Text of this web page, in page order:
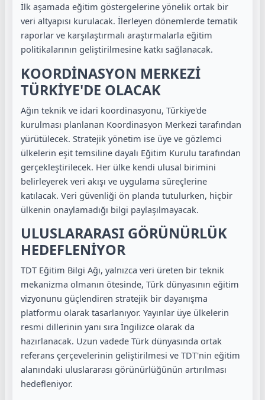
İlk aşamada eğitim göstergelerine yönelik ortak bir
veri altyapısı kurulacak. İlerleyen dönemlerde tematik
raporlar ve karşılaştırmalı araştırmalarla eğitim
politikalarının geliştirilmesine katkı sağlanacak.
KOORDİNASYON MERKEZİ
TÜRKİYE'DE OLACAK
Ağın teknik ve idari koordinasyonu, Türkiye'de
kurulması planlanan Koordinasyon Merkezi tarafından
yürütülecek. Stratejik yönetim ise üye ve gözlemci
ülkelerin eşit temsiline dayalı Eğitim Kurulu tarafından
gerçekleştirilecek. Her ülke kendi ulusal birimini
belirleyerek veri akışı ve uygulama süreçlerine
katılacak. Veri güvenliği ön planda tutulurken, hiçbir
ülkenin onaylamadığı bilgi paylaşılmayacak.
ULUSLARARASI GÖRÜNÜRLÜK
HEDEFLENİYOR
TDT Eğitim Bilgi Ağı, yalnızca veri üreten bir teknik
mekanizma olmanın ötesinde, Türk dünyasının eğitim
vizyonunu güçlendiren stratejik bir dayanışma
platformu olarak tasarlanıyor. Yayınlar üye ülkelerin
resmi dillerinin yanı sıra İngilizce olarak da
hazırlanacak. Uzun vadede Türk dünyasında ortak
referans çerçevelerinin geliştirilmesi ve TDT'nin eğitim
alanındaki uluslararası görünürlüğünün artırılması
hedefleniyor.